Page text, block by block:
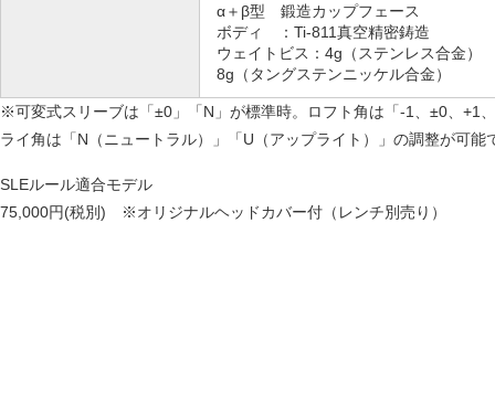
α＋β型 鍛造カップフェース
ボディ ：Ti-811真空精密鋳造
ウェイトビス：4g（ステンレス合金）
8g（タングステンニッケル合金）
※可変式スリーブは「±0」「N」が標準時。ロフト角は「-1、±0、+1
ライ角は「N（ニュートラル）」「U（アップライト）」の調整が可能
SLEルール適合モデル
75,000円(税別) ※オリジナルヘッドカバー付（レンチ別売り）